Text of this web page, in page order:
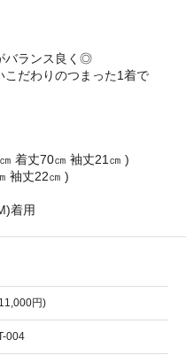
バランス良く◎
だわりのつまった1着で
着丈70㎝ 袖丈21㎝ )
袖丈22㎝ )
着用
円)
004